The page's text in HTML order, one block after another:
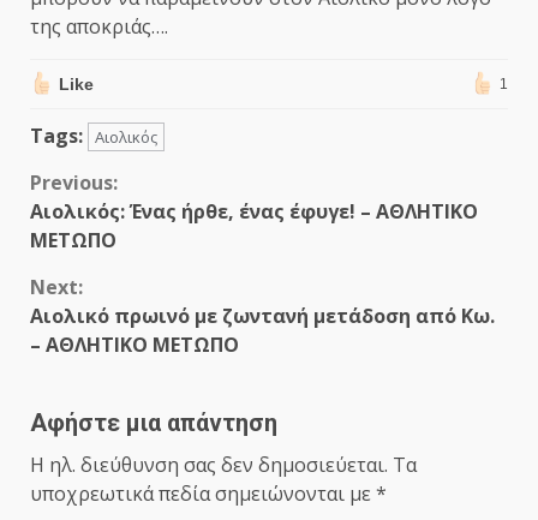
της αποκριάς….
Like 1
Tags: Αιολικός
Continue
Reading
Previous:
Αιολικός: Ένας ήρθε, ένας έφυγε! – ΑΘΛΗΤΙΚΟ
ΜΕΤΩΠΟ
Next:
Αιολικό πρωινό με ζωντανή μετάδοση από Κω.
– ΑΘΛΗΤΙΚΟ ΜΕΤΩΠΟ
Αφήστε μια απάντηση
Η ηλ. διεύθυνση σας δεν δημοσιεύεται. Τα
υποχρεωτικά πεδία σημειώνονται με *